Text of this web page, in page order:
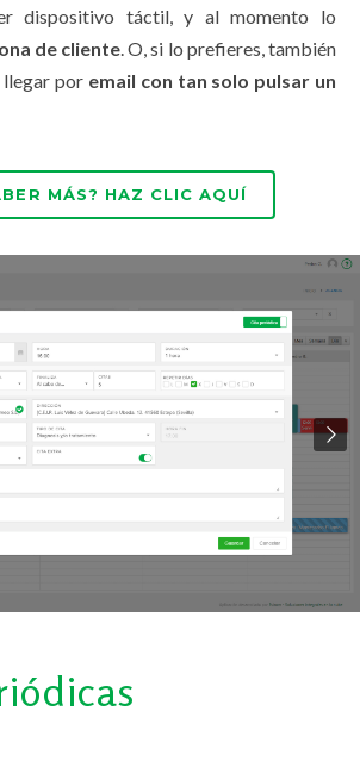
dispositivo táctil, y al momento lo
de cliente. O, si lo prefieres, también
llegar por email con tan solo pulsar un
MÁS? HAZ CLIC AQUÍ